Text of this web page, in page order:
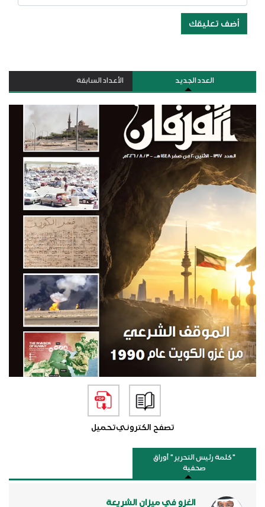
أضف تعليقك
العدد الجديد الأعداد السابقة
تصفح الكترونيتحميل
"كلمة رئيس التحرير " أوراق
صحفية
الغزو في ميزان الشريعة